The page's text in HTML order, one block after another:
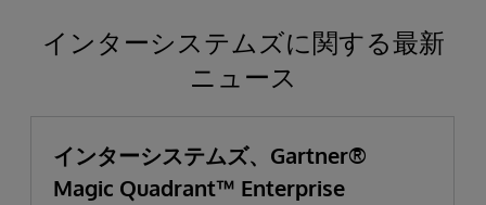
インターシステムズに関する最新
ニュース
インターシステムズ、Gartner®
Magic Quadrant™ Enterprise